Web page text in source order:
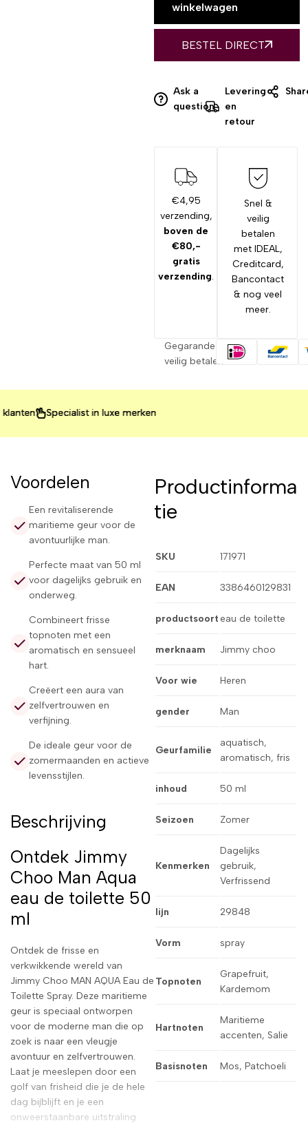
winkelwagen
BESTEL DIRECT
Ask a
question
Levering
en
retour
€4,95
verzending,
boven de
€80,-
gratis
verzending.
Snel &
veilig
betalen
met IDEAL,
Creditcard,
Bancontact
& nog veel
meer.
Gegarandeerd
veilig betalen
Specialist in luxe merken
Specialist in luxe merken
Specialist in luxe merken
Voordelen
Een revitaliserende
maritieme geur voor de
avontuurlijke man.
Perfecte maat van 50 ml
voor dagelijks gebruik en
onderweg.
Combineert frisse
topnoten met een
aromatisch en sensueel
hart.
Creëert een aura van
zelfvertrouwen en
verfijning.
De ideale geur voor de
zomermaanden en actieve
levensstijlen.
Beschrijving
Ontdek Jimmy
Choo Man Aqua
eau de toilette 50
ml
Ontdek de frisse en
verkwikkende wereld van
Jimmy Choo MAN AQUA Eau de
Toilette Spray. Deze maritieme
geur is speciaal ontworpen
voor de moderne man die op
zoek is naar een vleugje
avontuur en zelfvertrouwen.
Laat je meeslepen door een
golf van frisheid die je de hele
dag bijblijft en je een
onweerstaanbare uitstraling
Productinforma
tie
SKU 171971
EAN 3386460129831
productsoort eau de toilette
merknaam Jimmy choo
Voor wie Heren
gender Man
Geurfamilie
aquatisch,
aromatisch, fris
inhoud 50 ml
Seizoen Zomer
Kenmerken
Dagelijks
gebruik,
Verfrissend
lijn 29848
Vorm spray
Topnoten
Grapefruit,
Kardemom
Hartnoten
Maritieme
accenten, Salie
Basisnoten Mos, Patchoeli